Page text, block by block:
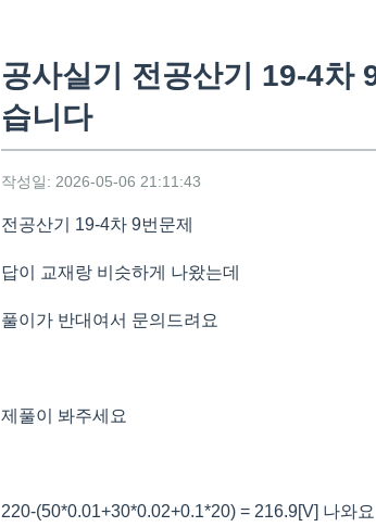
공사실기 전공산기 19-4차
습니다
작성일: 2026-05-06 21:11:43
전공산기 19-4차 9번문제
답이 교재랑 비슷하게 나왔는데
풀이가 반대여서 문의드려요
제풀이 봐주세요
220-(50*0.01+30*0.02+0.1*20) = 216.9[V] 나와요